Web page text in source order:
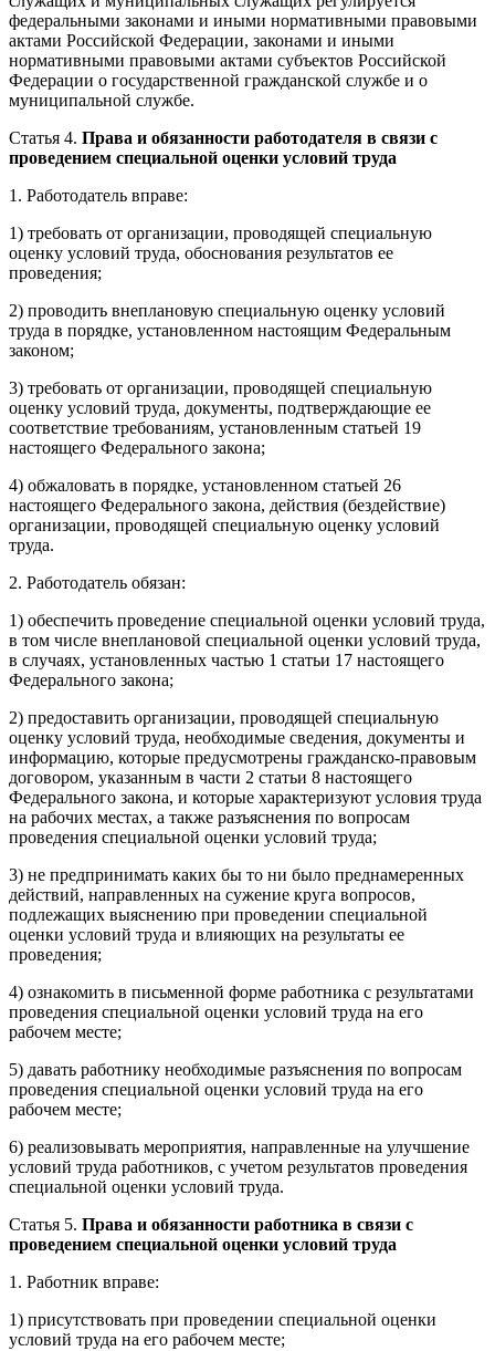
федеральными законами и иными нормативными правовыми
актами Российской Федерации, законами и иными
нормативными правовыми актами субъектов Российской
Федерации о государственной гражданской службе и о
муниципальной службе.
Статья 4. Права и обязанности работодателя в связи с
проведением специальной оценки условий труда
1. Работодатель вправе:
1) требовать от организации, проводящей специальную
оценку условий труда, обоснования результатов ее
проведения;
2) проводить внеплановую специальную оценку условий
труда в порядке, установленном настоящим Федеральным
законом;
3) требовать от организации, проводящей специальную
оценку условий труда, документы, подтверждающие ее
соответствие требованиям, установленным статьей 19
настоящего Федерального закона;
4) обжаловать в порядке, установленном статьей 26
настоящего Федерального закона, действия (бездействие)
организации, проводящей специальную оценку условий
труда.
2. Работодатель обязан:
1) обеспечить проведение специальной оценки условий труда,
в том числе внеплановой специальной оценки условий труда,
в случаях, установленных частью 1 статьи 17 настоящего
Федерального закона;
2) предоставить организации, проводящей специальную
оценку условий труда, необходимые сведения, документы и
информацию, которые предусмотрены гражданско-правовым
договором, указанным в части 2 статьи 8 настоящего
Федерального закона, и которые характеризуют условия труда
на рабочих местах, а также разъяснения по вопросам
проведения специальной оценки условий труда;
3) не предпринимать каких бы то ни было преднамеренных
действий, направленных на сужение круга вопросов,
подлежащих выяснению при проведении специальной
оценки условий труда и влияющих на результаты ее
проведения;
4) ознакомить в письменной форме работника с результатами
проведения специальной оценки условий труда на его
рабочем месте;
5) давать работнику необходимые разъяснения по вопросам
проведения специальной оценки условий труда на его
рабочем месте;
6) реализовывать мероприятия, направленные на улучшение
условий труда работников, с учетом результатов проведения
специальной оценки условий труда.
Статья 5. Права и обязанности работника в связи с
проведением специальной оценки условий труда
1. Работник вправе:
1) присутствовать при проведении специальной оценки
условий труда на его рабочем месте;